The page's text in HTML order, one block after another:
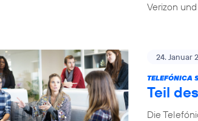
Verizon
24. Januar
TELEFÓNICA
Teil
Die